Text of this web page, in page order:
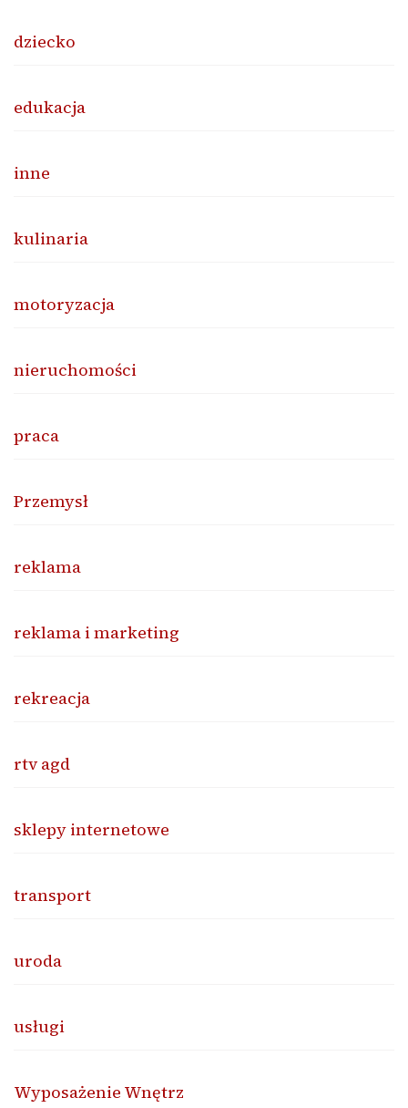
dziecko
edukacja
inne
kulinaria
motoryzacja
nieruchomości
praca
Przemysł
reklama
reklama i marketing
rekreacja
rtv agd
sklepy internetowe
transport
uroda
usługi
Wyposażenie Wnętrz